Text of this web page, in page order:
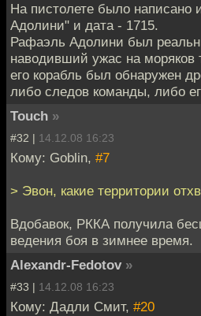
На пистолете было написано
Адолини" и дата - 1715.
Рафаэль Адолини был
наводивший ужас на
его корабль был обнаружен
либо следов команды, либо
Touch »
#32 | 14.12.08 16:23
Кому: Goblin, #7
> Эвон, какие территории
Вдобавок, РККА получила
ведения боя в зимнее время.
Alexandr-Fedotov »
#33 | 14.12.08 16:23
Кому: Дадли Смит, #20